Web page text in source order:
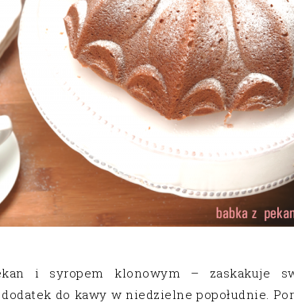
i syropem klonowym – zaskakuje
do kawy w niedzielne popołudnie.